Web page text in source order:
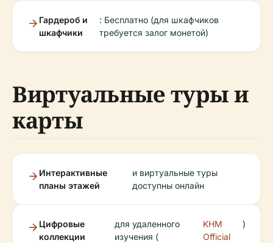
Гардероб и
шкафчики
: Бесплатно (для шкафчиков
требуется залог монетой)
Виртуальные туры и
карты
Интерактивные
планы этажей
и виртуальные туры
доступны онлайн
Цифровые
коллекции
для удаленного
изучения (
KHM
Official
)